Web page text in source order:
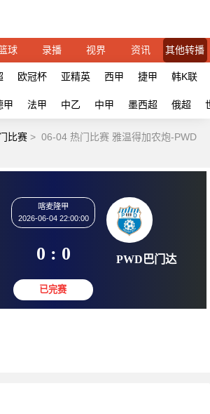
球 录播 视界 资讯 其他转播
欧冠杯 亚精英 西甲 捷甲 韩K联
甲 法甲 中乙 中甲 墨西超 俄超
比赛 > 06-04 热门比赛 雅温得加农炮-PWD
喀麦隆甲
2026-06-04 22:00:00
0 : 0